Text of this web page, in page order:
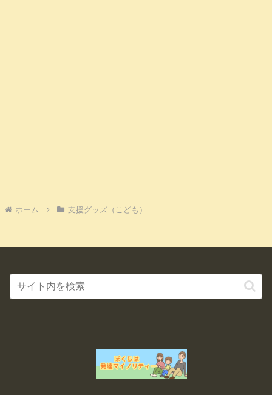
ホーム 支援グッズ（こども）